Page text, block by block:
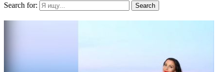
Search for: Search